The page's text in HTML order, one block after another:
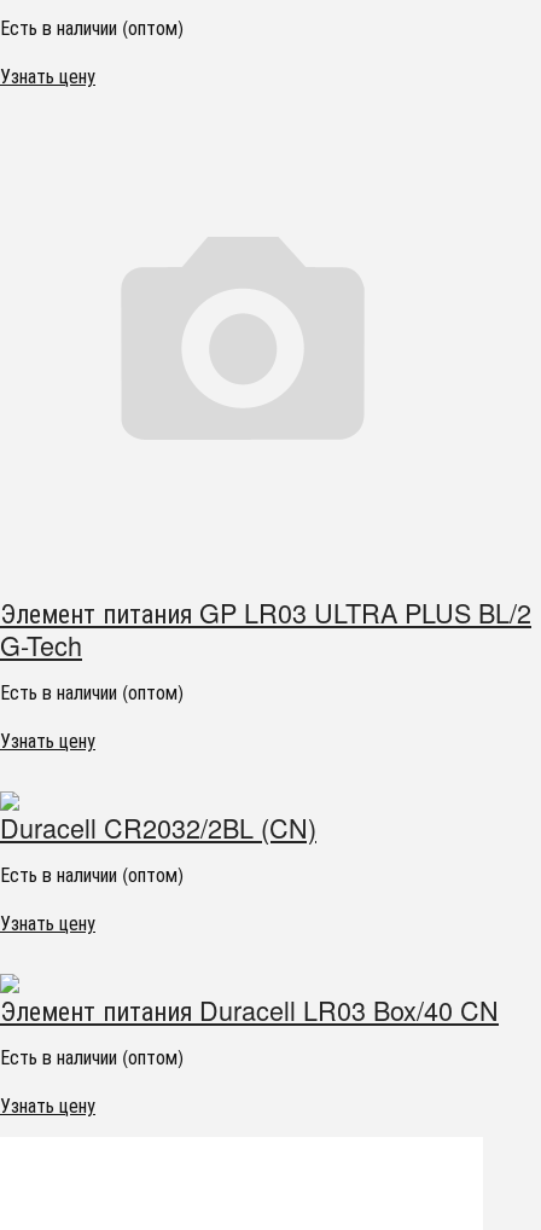
Есть в наличии (оптом)
Узнать цену
Элемент питания GP LR03 ULTRA PLUS BL/2
G-Tech
Есть в наличии (оптом)
Узнать цену
Duracell CR2032/2BL (CN)
Есть в наличии (оптом)
Узнать цену
Элемент питания Duracell LR03 Box/40 CN
Есть в наличии (оптом)
Узнать цену